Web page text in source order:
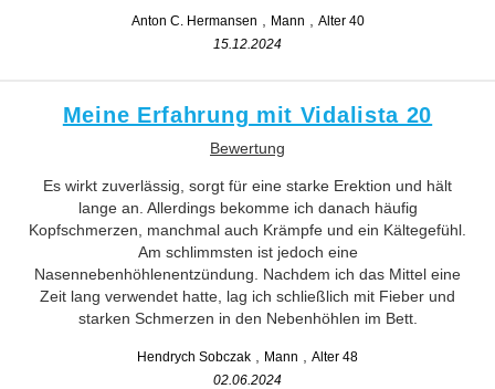
Anton C. Hermansen Mann
Alter 40
15.12.2024
Meine Erfahrung mit Vidalista 20
Bewertung
Es wirkt zuverlässig, sorgt für eine starke Erektion und hält
lange an. Allerdings bekomme ich danach häufig
Kopfschmerzen, manchmal auch Krämpfe und ein Kältegefühl.
Am schlimmsten ist jedoch eine
Nasennebenhöhlenentzündung. Nachdem ich das Mittel eine
Zeit lang verwendet hatte, lag ich schließlich mit Fieber und
starken Schmerzen in den Nebenhöhlen im Bett.
Hendrych Sobczak Mann
Alter 48
02.06.2024